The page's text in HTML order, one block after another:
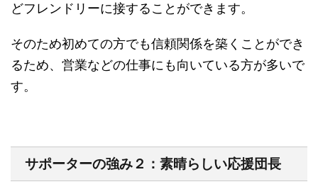
どフレンドリーに接することができます。
そのため初めての方でも信頼関係を築くことができ
るため、営業などの仕事にも向いている方が多いで
す。
サポーターの強み２：素晴らしい応援団長